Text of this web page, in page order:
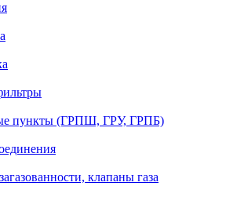
пункты (ГРПШ, ГРУ, ГРПБ)
клапаны газа